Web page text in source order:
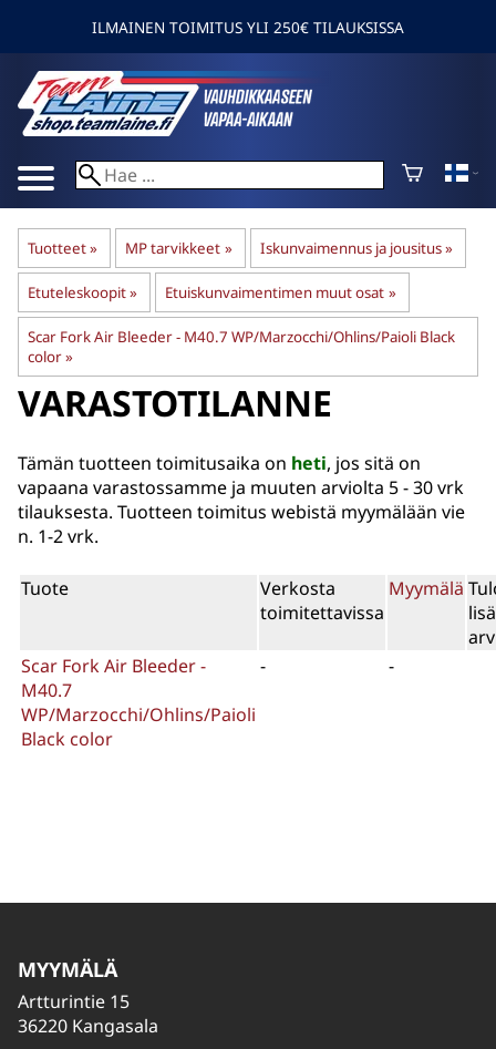
ILMAINEN TOIMITUS YLI 250€ TILAUKSISSA
Tuotteet‪» MP tarvikkeet ‪» Iskunvaimennus ja jousitus‪»
Etuteleskoopit‪» Etuiskunvaimentimen muut osat ‪»
Scar Fork Air Bleeder - M40.7 WP/Marzocchi/Ohlins/Paioli Black
color‪»
VARASTOTILANNE
Tämän tuotteen toimitusaika on heti, jos sitä on
vapaana varastossamme ja muuten arviolta 5 - 30 vrk
tilauksesta. Tuotteen toimitus webistä myymälään vie
n. 1-2 vrk.
Tuote
Verkosta
toimitettavissa
Myymälä
Scar Fork Air Bleeder -
M40.7
WP/Marzocchi/Ohlins/Paioli
Black color
- -
MYYMÄLÄ
Artturintie 15
36220 Kangasala